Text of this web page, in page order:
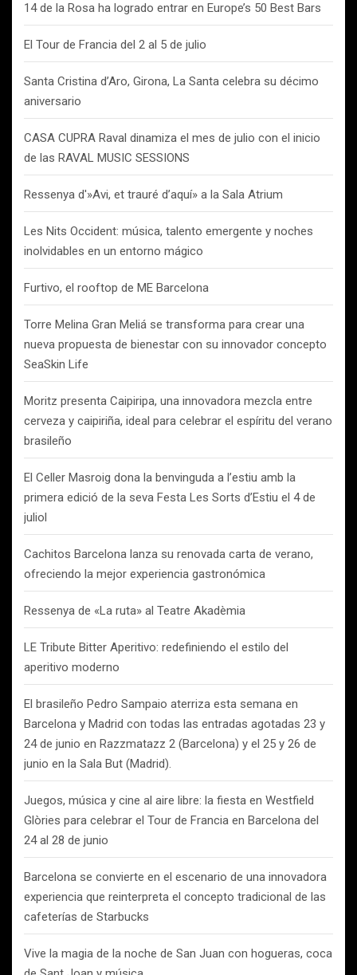
14 de la Rosa ha logrado entrar en Europe’s 50 Best Bars
El Tour de Francia del 2 al 5 de julio
Santa Cristina d’Aro, Girona, La Santa celebra su décimo
aniversario
CASA CUPRA Raval dinamiza el mes de julio con el inicio
de las RAVAL MUSIC SESSIONS
Ressenya d'»Avi, et trauré d’aquí» a la Sala Atrium
Les Nits Occident: música, talento emergente y noches
inolvidables en un entorno mágico
Furtivo, el rooftop de ME Barcelona
Torre Melina Gran Meliá se transforma para crear una
nueva propuesta de bienestar con su innovador concepto
SeaSkin Life
Moritz presenta Caipiripa, una innovadora mezcla entre
cerveza y caipiriña, ideal para celebrar el espíritu del verano
brasileño
El Celler Masroig dona la benvinguda a l’estiu amb la
primera edició de la seva Festa Les Sorts d’Estiu el 4 de
juliol
Cachitos Barcelona lanza su renovada carta de verano,
ofreciendo la mejor experiencia gastronómica
Ressenya de «La ruta» al Teatre Akadèmia
LE Tribute Bitter Aperitivo: redefiniendo el estilo del
aperitivo moderno
El brasileño Pedro Sampaio aterriza esta semana en
Barcelona y Madrid con todas las entradas agotadas 23 y
24 de junio en Razzmatazz 2 (Barcelona) y el 25 y 26 de
junio en la Sala But (Madrid).
Juegos, música y cine al aire libre: la fiesta en Westfield
Glòries para celebrar el Tour de Francia en Barcelona del
24 al 28 de junio
Barcelona se convierte en el escenario de una innovadora
experiencia que reinterpreta el concepto tradicional de las
cafeterías de Starbucks
Vive la magia de la noche de San Juan con hogueras, coca